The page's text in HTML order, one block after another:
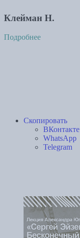
Клейман Н.
Подробнее
Скопировать
ВКонтакте
WhatsApp
Telegram